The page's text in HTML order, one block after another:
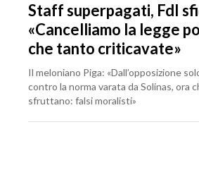
Staff superpagati, FdI
«Cancelliamo la legge
che tanto criticavate»
Il meloniano Piga: «Dall’opposizione
contro la norma varata da Solinas, ora
sfruttano: falsi moralisti»